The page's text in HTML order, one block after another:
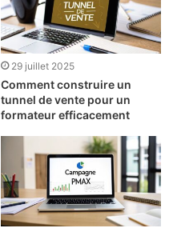
29 juillet 2025
Comment construire un
tunnel de vente pour un
formateur efficacement